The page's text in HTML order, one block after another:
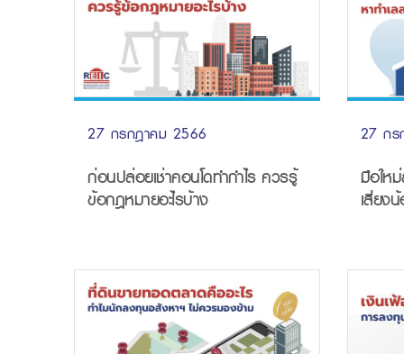
27 กรกฎาคม 2566
ก่อนปล่อยเช่าคอนโดทำกำไร ควรรู้
ข้อกฎหมายอะไรบ้าง
27 กร
มือใหม่ลง
เสี่ยง